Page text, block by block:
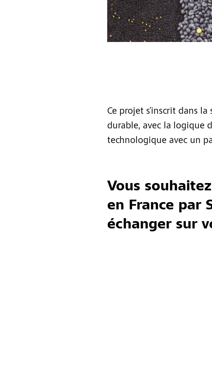
Ce projet s’inscrit dans
durable, avec la logique
technologique avec un
Vous
en France par
échanger sur